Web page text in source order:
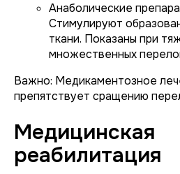
Анаболические
Стимулируют
ткани. Показаны при
множественных
Важно: Медикаментозное
препятствует сращению
Медицинская
реабилитация